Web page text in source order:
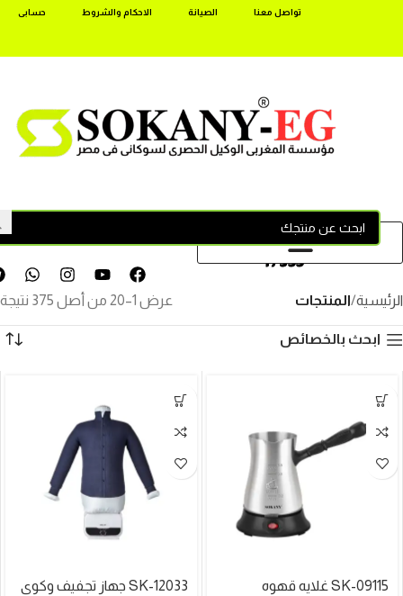
تواصل معنا الصيانة الاحكام والشروط حسابى
17355
الرئيسية المنتجات عرض 1–20 من أصل 375 نتيجة
ابحث بالخصائص
SK-09115 غلايه قهوه
SK-12033 جهاز تجفيف وكوى